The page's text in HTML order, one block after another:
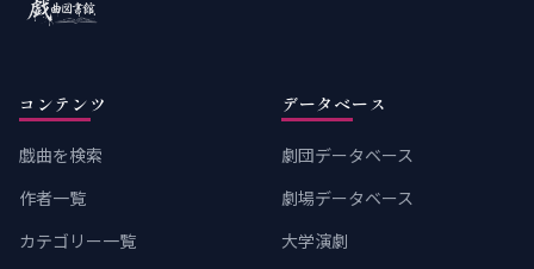
コンテンツ
戯曲を検索
作者一覧
カテゴリー一覧
データベース
劇団データベース
劇場データベース
大学演劇